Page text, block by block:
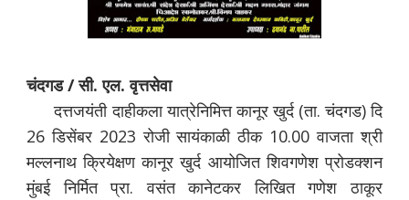
चंदगड / सी. एल. वृत्तसेवा
दत्तजयंती दाहीकला यात्रेनिमित्त कानूर खुर्द (ता. चंदगड) दि
26 डिसेंबर 2023 रोजी सायंकाळी ठीक 10.00 वाजता श्री
मल्लनाथ क्रियेक्षण कानूर खुर्द आयोजित शिवगणेश प्रोडक्शन
मुंबई निर्मित प्रा. वसंत कानेटकर लिखित गणेश ठाकूर